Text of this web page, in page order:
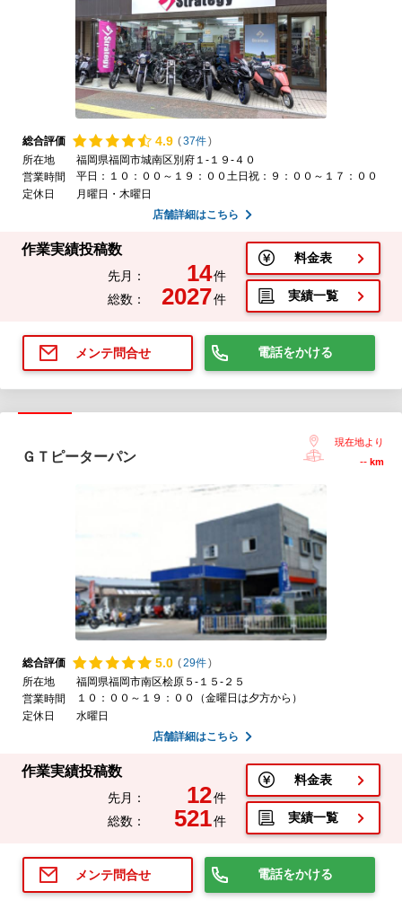
総合評価 4.9 (37件)
所在地
福岡県福岡市城南区別府１-１９-４０
営業時間
平日：１０：００～１９：００土日祝：９：００～１７：００
定休日
月曜日・木曜日
店舗詳細はこちら
作業実績投稿数
先月： 14件
総数：
2027件
料金表
実績一覧
メンテ問合せ 電話をかける
ＧＴピーターパン
現在地より
-- km
総合評価 5.0 (29件)
所在地
福岡県福岡市南区桧原５-１５-２５
営業時間
１０：００～１９：００（金曜日は夕方から）
定休日
水曜日
店舗詳細はこちら
作業実績投稿数
先月： 12件
総数：
521件
料金表
実績一覧
メンテ問合せ 電話をかける